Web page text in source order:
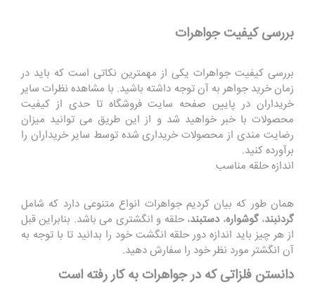
بررسی کیفیت جواهرات
بررسی کیفیت جواهرات یکی از مهمترین نکاتی است که باید در
زمان خرید جواهر به آن توجه داشته باشید. با مشاهده نظرات سایر
خریداران در پایین صفحه سایت فروشگاه تا حدی از کیفیت
محصولات با خبر خواهید شد و از این طریق می توانید میزان
رضایت مندی از محصولات خریداری شده توسط سایر خریداران را
برآورده کنید.
اندازه حلقه مناسب
همان طور که بیان کردیم جواهرات انواع متنوعی دارد که شامل
گردنبند،گوشواره،دستبند، حلقه و انگشتری می باشد. بنابراین قبل
از هر چیز باید اندازه دور حلقه انگشت خود را بدانید تا با توجه به
آن انگشتر مورد نظر خود را سفارش دهید.
دانستن فلزاتی که در جواهرات به کار رفته است